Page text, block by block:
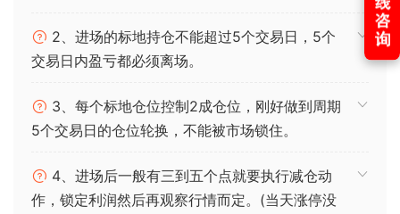
2、进场的标地持仓不能超过5个交易日，5个
交易日内盈亏都必须离场。
3、每个标地仓位控制2成仓位，刚好做到周期
5个交易日的仓位轮换，不能被市场锁住。
4、进场后一般有三到五个点就要执行减仓动
作，锁定利润然后再观察行情而定。(当天涨停没